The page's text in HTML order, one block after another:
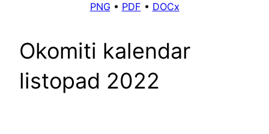
PNG • PDF • DOCx
Okomiti kalendar
listopad 2022